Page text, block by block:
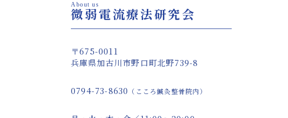
About us
微弱電流療法研究会
〒675-0011
兵庫県加古川市野口町北野739-8
0794-73-8630 （こころ鍼灸整骨院内）